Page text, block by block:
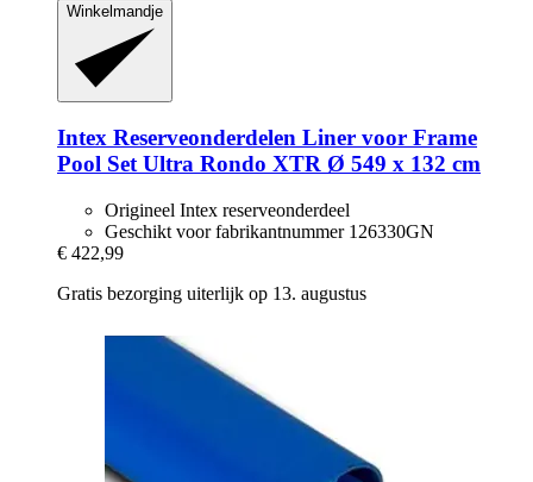
Winkelmandje
Intex Reserveonderdelen Liner voor Frame
Pool Set Ultra Rondo XTR Ø 549 x 132 cm
Origineel Intex reserveonderdeel
Geschikt voor fabrikantnummer 126330GN
€ 422,99
Gratis bezorging uiterlijk op 13. augustus